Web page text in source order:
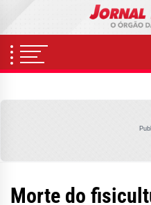
content
Morte do